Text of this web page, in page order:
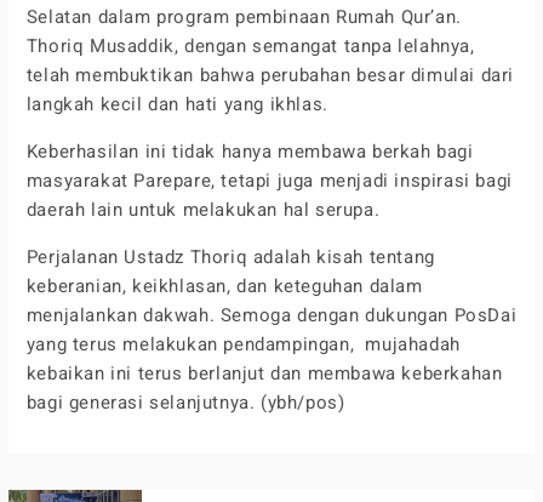
Selatan dalam program pembinaan Rumah Qur’an.
Thoriq Musaddik, dengan semangat tanpa lelahnya,
telah membuktikan bahwa perubahan besar dimulai dari
langkah kecil dan hati yang ikhlas.
Keberhasilan ini tidak hanya membawa berkah bagi
masyarakat Parepare, tetapi juga menjadi inspirasi bagi
daerah lain untuk melakukan hal serupa.
Perjalanan Ustadz Thoriq adalah kisah tentang
keberanian, keikhlasan, dan keteguhan dalam
menjalankan dakwah. Semoga dengan dukungan PosDai
yang terus melakukan pendampingan, mujahadah
kebaikan ini terus berlanjut dan membawa keberkahan
bagi generasi selanjutnya. (ybh/pos)